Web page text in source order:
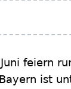
feiern
ist